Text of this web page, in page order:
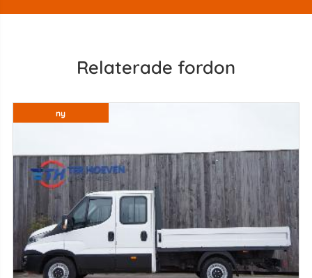
Relaterade fordon
ny